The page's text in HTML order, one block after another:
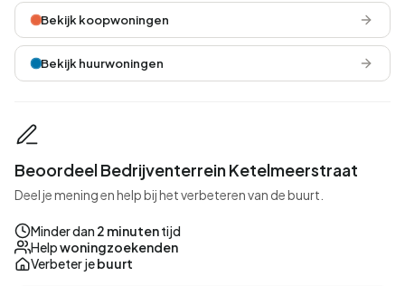
Bekijk koopwoningen
Bekijk huurwoningen
Beoordeel Bedrijventerrein Ketelmeerstraat
Deel je mening en help bij het verbeteren van de buurt.
Minder dan 2 minutentijd
Helpwoningzoekenden
Verbeter jebuurt